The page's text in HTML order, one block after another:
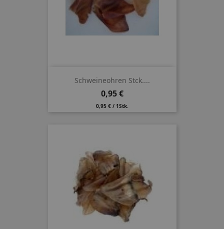
Schweineohren Stck....
Preis
0,95 €
0,95 € / 1Stk.